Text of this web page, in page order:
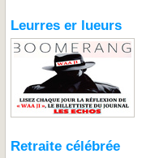
Leurres er lueurs
Retraite célébrée